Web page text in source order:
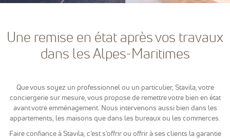
Une remise en état après vos travaux
dans les Alpes-Maritimes
Que vous soyez un professionnel ou un particulier, Stavila, votre
conciergerie sur mesure, vous propose de remettre votre bien en état
avant votre emménagement. Nous intervenons aussi bien dans les
appartements, les maisons que dans les bureaux ou les commerces.
Faire confiance à Stavila, c’est s’offrir ou offrir à ses clients la garantie
internet pour
d'avoir accès à
la
cartographie
de notre
fonctionnalités
de mise en
relation pour
nous